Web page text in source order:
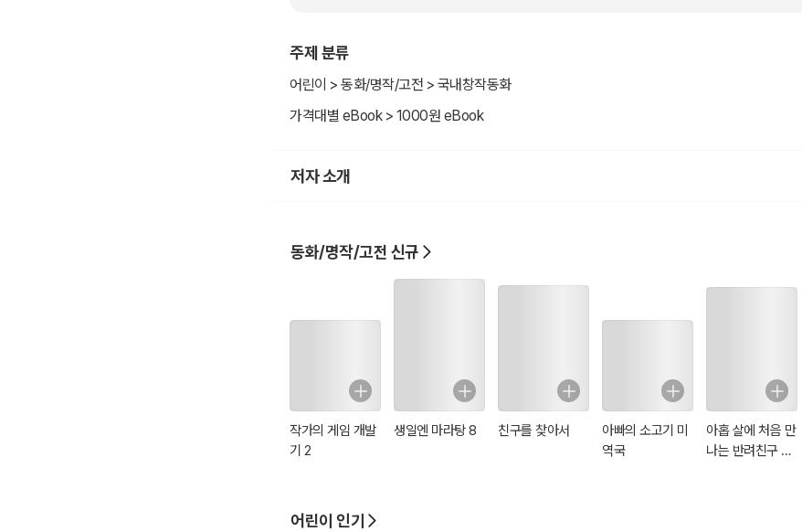
주제 분류
어린이 > 동화/명작/고전 > 국내창작동화
가격대별 eBook > 1000원 eBook
저자 소개
동화/명작/고전 신규
작가의 게임 개발
기 2
생일엔 마라탕 8 친구를 찾아서
아빠의 소고기 미
역국
아홉 살에 처음 만
나는 반려친구 고
어린이 인기